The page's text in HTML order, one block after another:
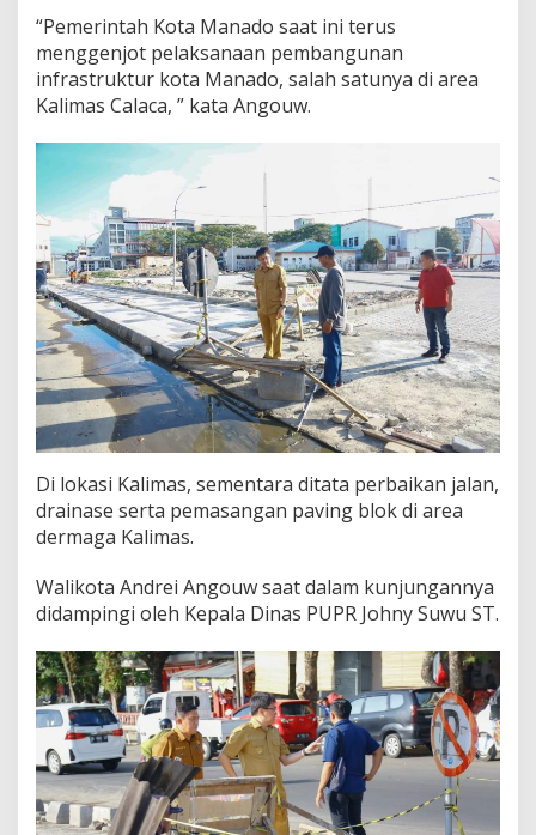
“Pemerintah Kota Manado saat ini terus
menggenjot pelaksanaan pembangunan
infrastruktur kota Manado, salah satunya di area
Kalimas Calaca, ” kata Angouw.
Di lokasi Kalimas, sementara ditata perbaikan jalan,
drainase serta pemasangan paving blok di area
dermaga Kalimas.
Walikota Andrei Angouw saat dalam kunjungannya
didampingi oleh Kepala Dinas PUPR Johny Suwu ST.